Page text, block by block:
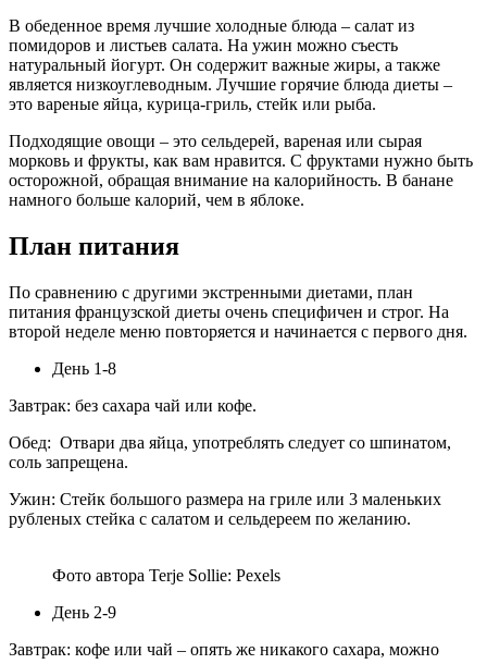
В обеденное время лучшие холодные блюда – салат из
помидоров и листьев салата. На ужин можно съесть
натуральный йогурт. Он содержит важные жиры, а также
является низкоуглеводным. Лучшие горячие блюда диеты –
это вареные яйца, курица-гриль, стейк или рыба.
Подходящие овощи – это сельдерей, вареная или сырая
морковь и фрукты, как вам нравится. С фруктами нужно быть
осторожной, обращая внимание на калорийность. В банане
намного больше калорий, чем в яблоке.
План питания
По сравнению с другими экстренными диетами, план
питания французской диеты очень специфичен и строг. На
второй неделе меню повторяется и начинается с первого дня.
День 1-8
Завтрак: без сахара чай или кофе.
Обед: Отвари два яйца, употреблять следует со шпинатом,
соль запрещена.
Ужин: Стейк большого размера на гриле или 3 маленьких
рубленых стейка с салатом и сельдереем по желанию.
Фото автора Terje Sollie: Pexels
День 2-9
Завтрак: кофе или чай – опять же никакого сахара, можно